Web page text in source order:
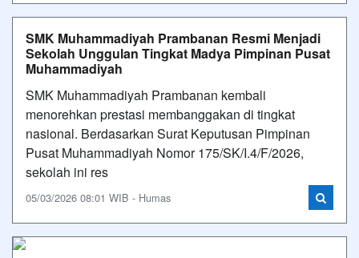
SMK Muhammadiyah Prambanan Resmi Menjadi
Sekolah Unggulan Tingkat Madya Pimpinan Pusat
Muhammadiyah
SMK Muhammadiyah Prambanan kembali
menorehkan prestasi membanggakan di tingkat
nasional. Berdasarkan Surat Keputusan Pimpinan
Pusat Muhammadiyah Nomor 175/SK/I.4/F/2026,
sekolah ini res
05/03/2026 08:01 WIB - Humas